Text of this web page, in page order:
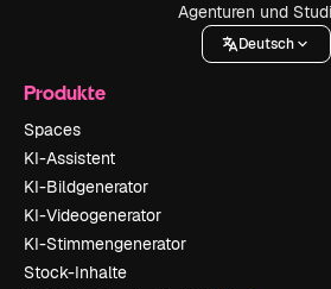
Agenturen und
Deutsch
Produkte
Spaces
KI-Assistent
KI-Bildgenerator
KI-Videogenerator
KI-Stimmengenerator
Stock-Inhalte